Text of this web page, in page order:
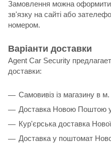
Замовлення можна оформити
зв'язку на сайті або
номером.
Варіанти доставки
Agent Car Security
доставки:
Самовивіз із магазину в
Доставка Новою Поштою у
Кур'єрська доставка
Доставка у поштомат